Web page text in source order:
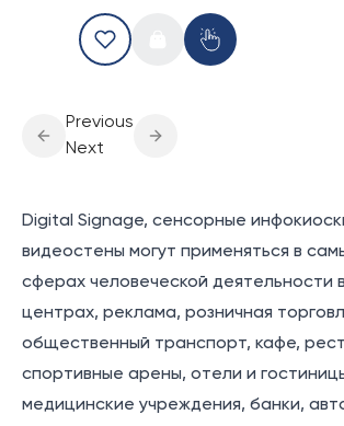
стекла, 55-дюймов (10
касаний) (16-9)
Previous
Next
Digital Signage, сенсорные
видеостены могут применяться в
сферах человеческой деятельности
центрах, реклама, розничная
общественный транспорт, кафе,
спортивные арены, отели и
медицинские учреждения, банки,